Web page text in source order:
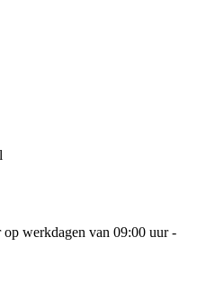
werkdagen van 09:00 uur -